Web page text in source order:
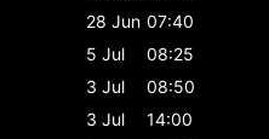
28 Jun 07:40
5 Jul
08:25
3 Jul
08:50
3 Jul
14:00